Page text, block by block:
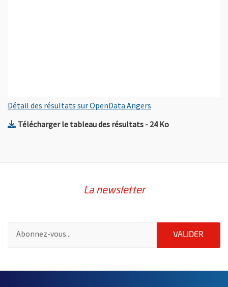
Détail des résultats sur OpenData Angers
Télécharger le tableau des résultats, Fichier au format Csv
- 24 Ko, Ouvre une
La newsletter
VALIDER